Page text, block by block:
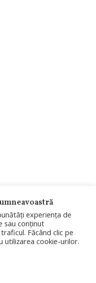
experiența de
sau conținut
Făcând clic pe
utilizarea cookie-urilor.